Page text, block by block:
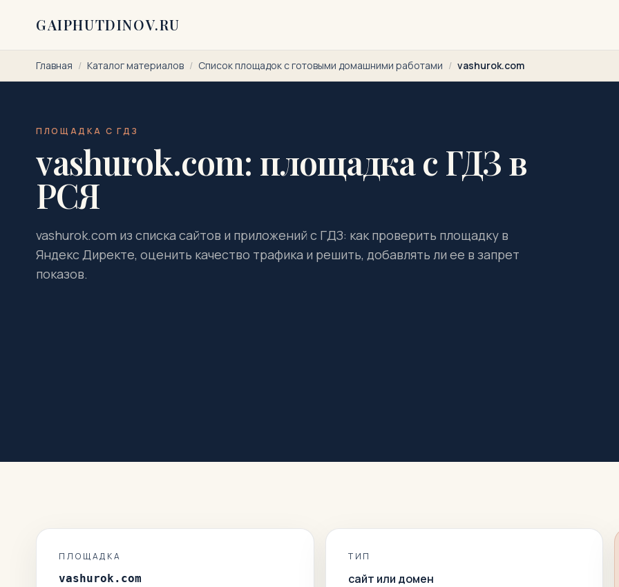
GAIPHUTDINOV.RU
Главная / Каталог материалов / Список площадок с готовыми домашними работами / vashurok.com
ПЛОЩАДКА С ГДЗ
vashurok.com: площадка с ГДЗ в
РСЯ
vashurok.com из списка сайтов и приложений с ГДЗ: как проверить площадку в
Яндекс Директе, оценить качество трафика и решить, добавлять ли ее в запрет
показов.
ПЛОЩАДКА
vashurok.com
ТИП
сайт или домен